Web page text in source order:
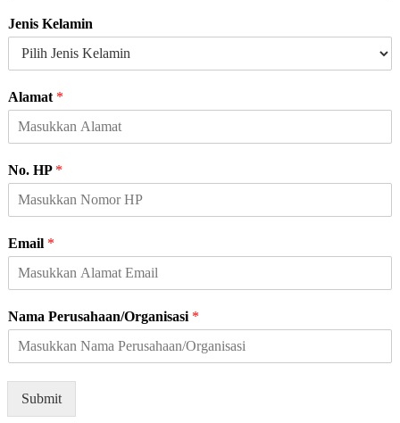
Jenis Kelamin
e
u
a
a
n
g
Alamat *
No. HP *
Email *
Nama Perusahaan/Organisasi *
Submit